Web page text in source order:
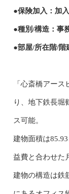
●保険加入：加
●種別/構造：事
●部屋/所在階/階
「心斎橋アー
り、地下鉄長堀
ス可能。
建物面積は
益費と合わせた
建物の構造は鉄